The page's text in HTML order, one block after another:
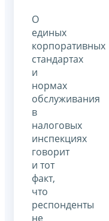
О
единых
корпоративных
стандартах
и
нормах
обслуживания
в
налоговых
инспекциях
говорит
и тот
факт,
что
респонденты
не